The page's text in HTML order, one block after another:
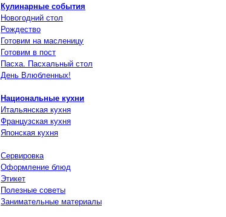
Кулинарные события
Новогодний стол
Рождество
Готовим на масленицу
Готовим в пост
Пасха. Пасхальный стол
День Влюбленных!
Национальные кухни
Итальянская кухня
Французская кухня
Японская кухня
Сервировка
Оформление блюд
Этикет
Полезные советы
Занимательные материалы